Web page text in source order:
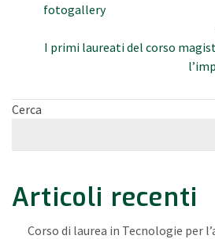
fotogallery
I primi laureati del corso
Cerca
Articoli recenti
Corso di laurea in Tecnologie per